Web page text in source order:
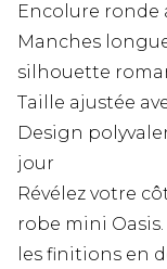
Encolure ronde
Manches
silhouette
Taille ajustée
Design
jour
Révélez votre
robe mini
les finitions en